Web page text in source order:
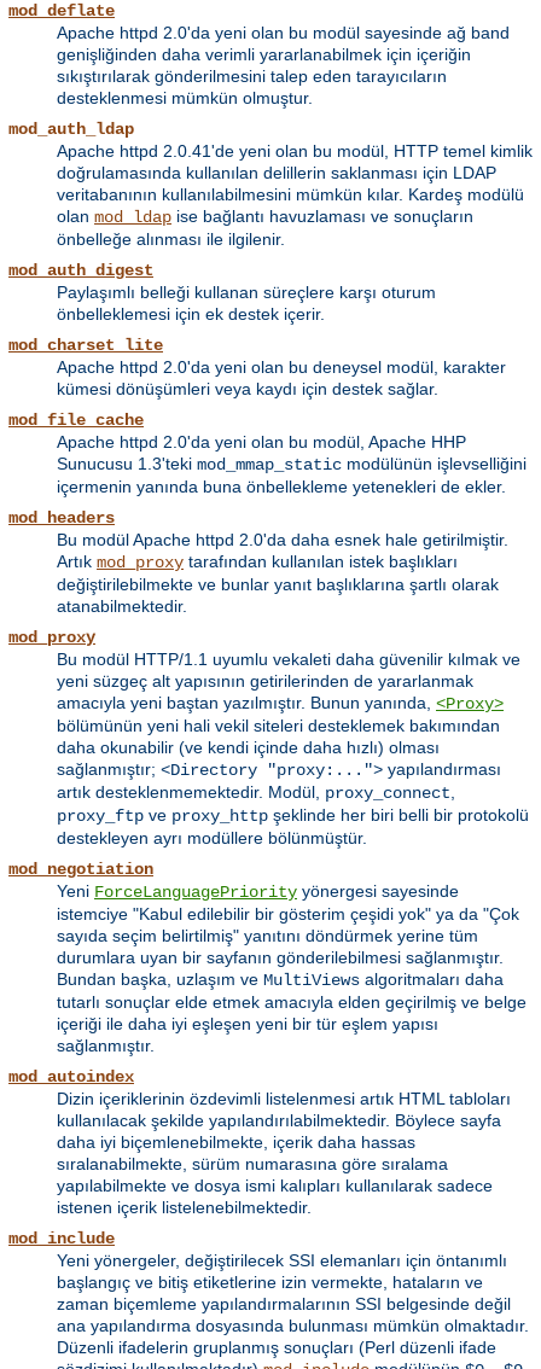
mod_deflate
Apache httpd 2.0'da yeni olan bu modül sayesinde ağ band
genişliğinden daha verimli yararlanabilmek için içeriğin
sıkıştırılarak gönderilmesini talep eden tarayıcıların
desteklenmesi mümkün olmuştur.
mod_auth_ldap
Apache httpd 2.0.41'de yeni olan bu modül, HTTP temel kimlik
doğrulamasında kullanılan delillerin saklanması için LDAP
veritabanının kullanılabilmesini mümkün kılar. Kardeş modülü
olan mod_ldap ise bağlantı havuzlaması ve sonuçların
önbelleğe alınması ile ilgilenir.
mod_auth_digest
Paylaşımlı belleği kullanan süreçlere karşı oturum
önbelleklemesi için ek destek içerir.
mod_charset_lite
Apache httpd 2.0'da yeni olan bu deneysel modül, karakter
kümesi dönüşümleri veya kaydı için destek sağlar.
mod_file_cache
Apache httpd 2.0'da yeni olan bu modül, Apache HHP
Sunucusu 1.3'teki mod_mmap_static modülünün işlevselliğini
içermenin yanında buna önbellekleme yetenekleri de ekler.
mod_headers
Bu modül Apache httpd 2.0'da daha esnek hale getirilmiştir.
Artık mod_proxy tarafından kullanılan istek başlıkları
değiştirilebilmekte ve bunlar yanıt başlıklarına şartlı olarak
atanabilmektedir.
mod_proxy
Bu modül HTTP/1.1 uyumlu vekaleti daha güvenilir kılmak ve
yeni süzgeç alt yapısının getirilerinden de yararlanmak
amacıyla yeni baştan yazılmıştır. Bunun yanında, <Proxy>
bölümünün yeni hali vekil siteleri desteklemek bakımından
daha okunabilir (ve kendi içinde daha hızlı) olması
sağlanmıştır; <Directory "proxy:..."> yapılandırması
artık desteklenmemektedir. Modül, proxy_connect,
proxy_ftp ve proxy_http şeklinde her biri belli bir protokolü
destekleyen ayrı modüllere bölünmüştür.
mod_negotiation
Yeni ForceLanguagePriority yönergesi sayesinde
istemciye "Kabul edilebilir bir gösterim çeşidi yok" ya da "Çok
sayıda seçim belirtilmiş" yanıtını döndürmek yerine tüm
durumlara uyan bir sayfanın gönderilebilmesi sağlanmıştır.
Bundan başka, uzlaşım ve MultiViews algoritmaları daha
tutarlı sonuçlar elde etmek amacıyla elden geçirilmiş ve belge
içeriği ile daha iyi eşleşen yeni bir tür eşlem yapısı
sağlanmıştır.
mod_autoindex
Dizin içeriklerinin özdevimli listelenmesi artık HTML tabloları
kullanılacak şekilde yapılandırılabilmektedir. Böylece sayfa
daha iyi biçemlenebilmekte, içerik daha hassas
sıralanabilmekte, sürüm numarasına göre sıralama
yapılabilmekte ve dosya ismi kalıpları kullanılarak sadece
istenen içerik listelenebilmektedir.
mod_include
Yeni yönergeler, değiştirilecek SSI elemanları için öntanımlı
başlangıç ve bitiş etiketlerine izin vermekte, hataların ve
zaman biçemleme yapılandırmalarının SSI belgesinde değil
ana yapılandırma dosyasında bulunması mümkün olmaktadır.
Düzenli ifadelerin gruplanmış sonuçları (Perl düzenli ifade